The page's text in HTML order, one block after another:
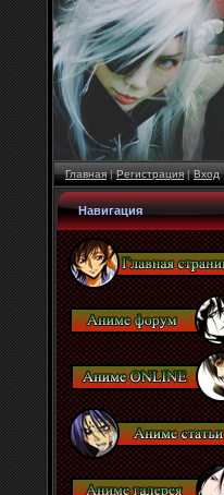
Главная|Регистрация|Вход
Навигация